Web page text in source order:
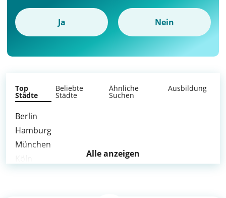
Ja Nein
Top
Städte
Beliebte
Städte
Ähnliche
Suchen
Ausbildung
Berlin
Hamburg
München
Alle anzeigen